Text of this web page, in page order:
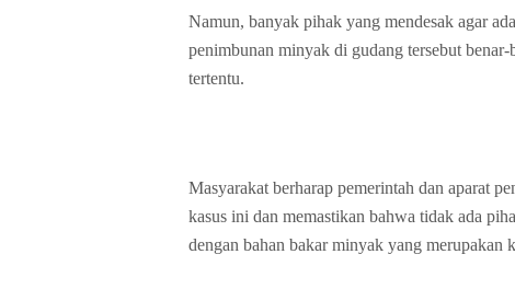
Namun, banyak pihak yang mendesak agar
penimbunan minyak di gudang tersebut
tertentu.
Masyarakat berharap pemerintah dan aparat
kasus ini dan memastikan bahwa tidak ada
dengan bahan bakar minyak yang merupakan